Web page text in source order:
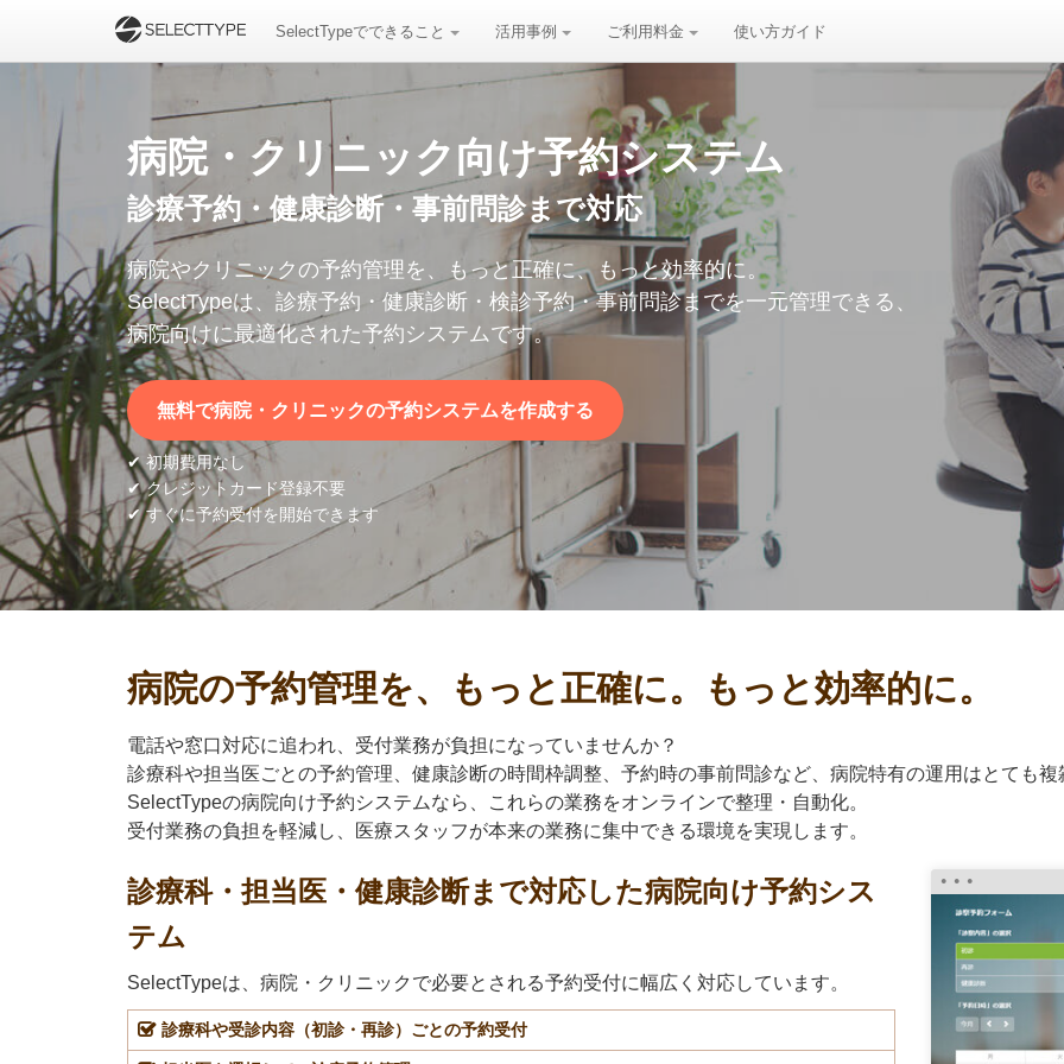
SelectTypeでできること 活用事例 ご利用料金 使い方ガイド
病院・クリニック向け予約システム
診療予約・健康診断・事前問診まで対応
病院やクリニックの予約管理を、もっと正確に、もっと効率的に。
SelectTypeは、診療予約・健康診断・検診予約・事前問診までを一元管理できる、
病院向けに最適化された予約システムです。
無料で病院・クリニックの予約システムを作成する
✔ 初期費用なし
✔ クレジットカード登録不要
✔ すぐに予約受付を開始できます
病院の予約管理を、もっと正確に。もっと効率的に。
電話や窓口対応に追われ、受付業務が負担になっていませんか？
診療科や担当医ごとの予約管理、健康診断の時間枠調整、予約時の事前問診など、病院特有の運用はとても複
SelectTypeの病院向け予約システムなら、これらの業務をオンラインで整理・自動化。
受付業務の負担を軽減し、医療スタッフが本来の業務に集中できる環境を実現します。
診療科・担当医・健康診断まで対応した病院向け予約シス
テム
SelectTypeは、病院・クリニックで必要とされる予約受付に幅広く対応しています。
診療科や受診内容（初診・再診）ごとの予約受付